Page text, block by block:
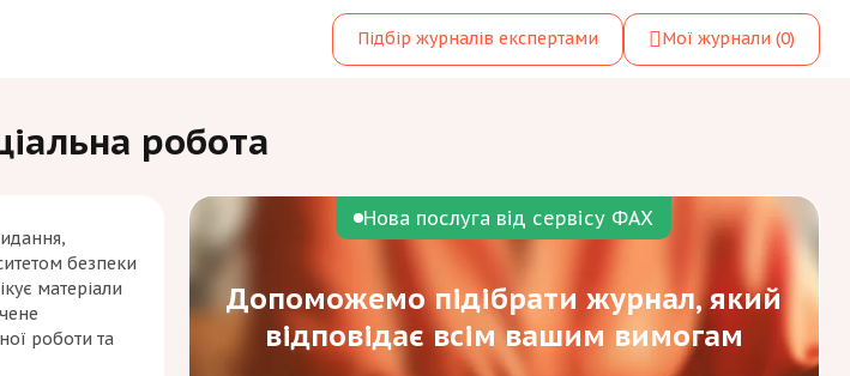
Підбір журналів експертами Мої журнали (0)
робота
безпеки
матеріали
роботи та
Нова послуга від сервісу ФАХ
Допоможемо підібрати журнал, який
відповідає всім вашим вимогам